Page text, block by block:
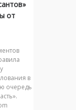
от
в
очередь